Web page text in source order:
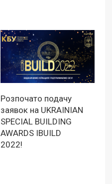
Розпочато подачу
заявок на UKRAINIAN
SPECIAL BUILDING
AWARDS IBUILD
2022!